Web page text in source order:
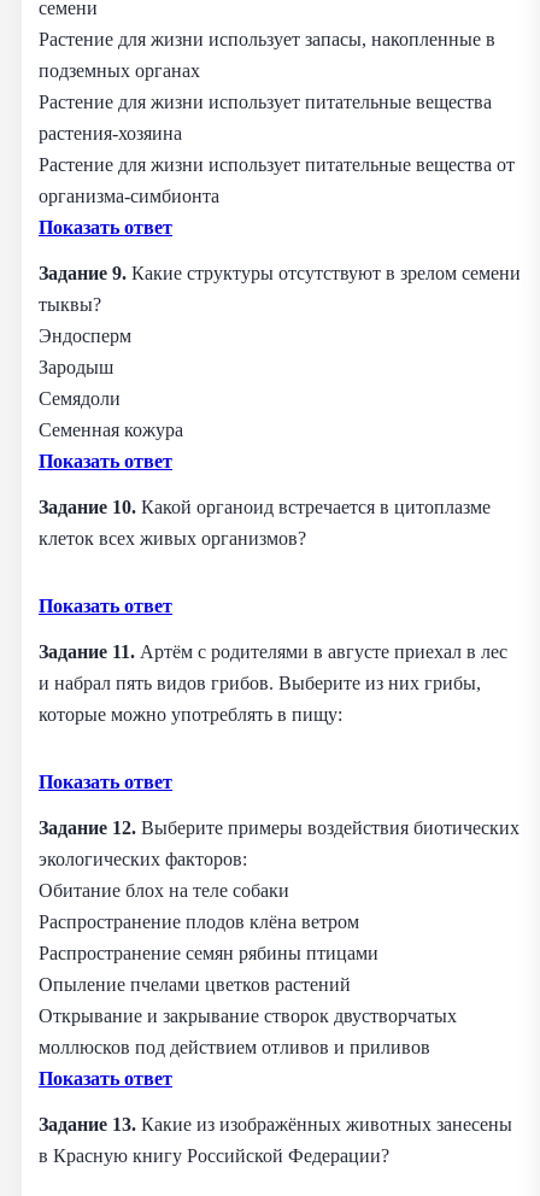
семени
Растение для жизни использует запасы, накопленные в
подземных органах
Растение для жизни использует питательные вещества
растения‑хозяина
Растение для жизни использует питательные вещества от
организма‑симбионта
Показать ответ
Задание 9. Какие структуры отсутствуют в зрелом семени
тыквы?
Эндосперм
Зародыш
Семядоли
Семенная кожура
Показать ответ
Задание 10. Какой органоид встречается в цитоплазме
клеток всех живых организмов?
Показать ответ
Задание 11. Артём с родителями в августе приехал в лес
и набрал пять видов грибов. Выберите из них грибы,
которые можно употреблять в пищу:
Показать ответ
Задание 12. Выберите примеры воздействия биотических
экологических факторов:
Обитание блох на теле собаки
Распространение плодов клёна ветром
Распространение семян рябины птицами
Опыление пчелами цветков растений
Открывание и закрывание створок двустворчатых
моллюсков под действием отливов и приливов
Показать ответ
Задание 13. Какие из изображённых животных занесены
в Красную книгу Российской Федерации?